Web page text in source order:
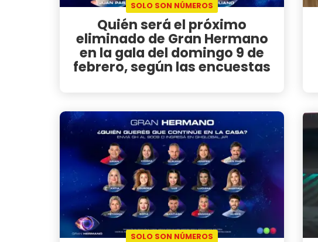
SOLO SON NÚMEROS
Quién será el próximo
eliminado de Gran Hermano
en la gala del domingo 9 de
febrero, según las encuestas
SOLO SON NÚMEROS